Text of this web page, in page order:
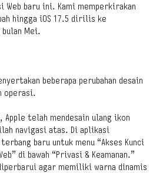
baru ini. Kami memperkirakan
hingga iOS 17.5 dirilis ke
bulan Mei.
beberapa perubahan desain
operasi.
Apple telah mendesain ulang ikon
navigasi atas. Di aplikasi
baru untuk menu “Akses Kunci
di bawah “Privasi & Keamanan.”
agar memiliki warna dinamis